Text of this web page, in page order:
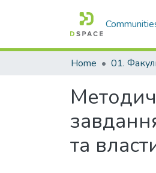
Home 01.
та